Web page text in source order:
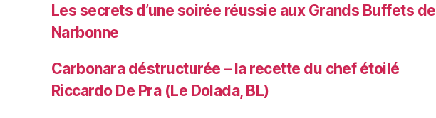
Les secrets d’une soirée réussie aux Grands Buffets de
Narbonne
Carbonara déstructurée – la recette du chef étoilé
Riccardo De Pra (Le Dolada, BL)